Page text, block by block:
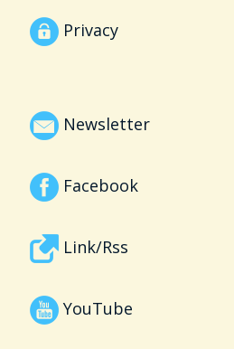
Privacy
Newsletter
Facebook
Link/Rss
YouTube